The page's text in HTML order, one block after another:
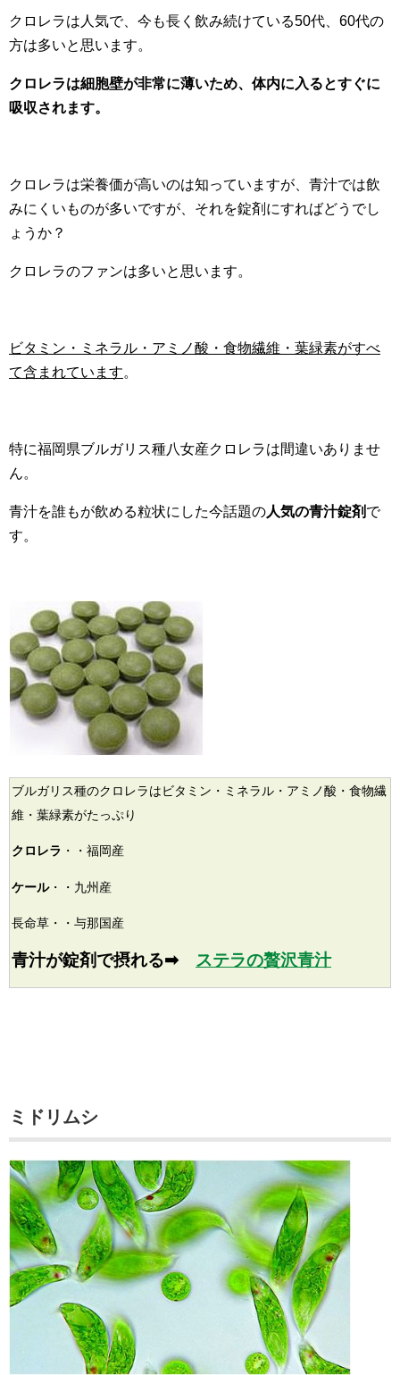
クロレラは人気で、今も長く飲み続けている50代、60代の
方は多いと思います。
クロレラは細胞壁が非常に薄いため、体内に入るとすぐに
吸収されます。
クロレラは栄養価が高いのは知っていますが、青汁では飲
みにくいものが多いですが、それを錠剤にすればどうでし
ょうか？
クロレラのファンは多いと思います。
ビタミン・ミネラル・アミノ酸・食物繊維・葉緑素がすべ
て含まれています。
特に福岡県ブルガリス種八女産クロレラは間違いありませ
ん。
青汁を誰もが飲める粒状にした今話題の人気の青汁錠剤 で
す。
ブルガリス種のクロレラはビタミン・ミネラル・アミノ酸・食物繊
維・葉緑素がたっぷり
クロレラ ・・福岡産
ケール・・九州産
長命草・・与那国産
青汁が錠剤で摂れる➡ ステラの贅沢青汁
ミドリムシ